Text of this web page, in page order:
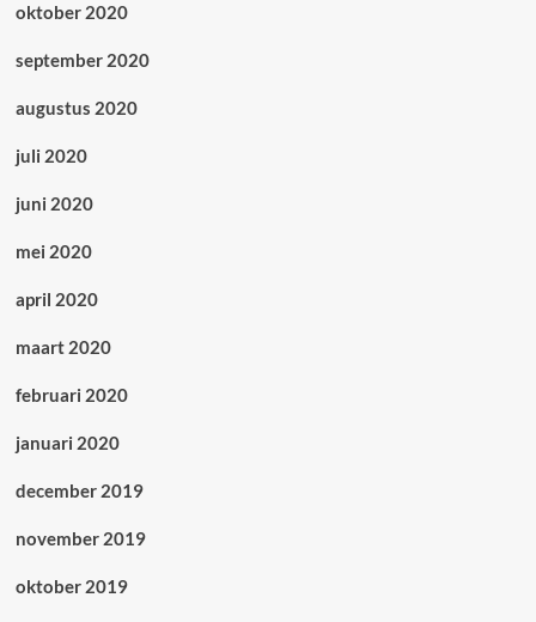
oktober 2020
september 2020
augustus 2020
juli 2020
juni 2020
mei 2020
april 2020
maart 2020
februari 2020
januari 2020
december 2019
november 2019
oktober 2019